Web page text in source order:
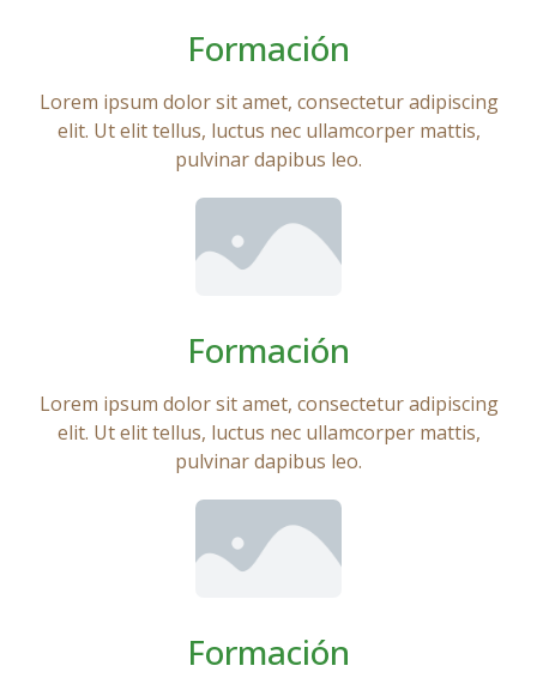
Formación
Lorem ipsum dolor sit amet, consectetur adipiscing
elit. Ut elit tellus, luctus nec ullamcorper mattis,
pulvinar dapibus leo.
Formación
Lorem ipsum dolor sit amet, consectetur adipiscing
elit. Ut elit tellus, luctus nec ullamcorper mattis,
pulvinar dapibus leo.
Formación